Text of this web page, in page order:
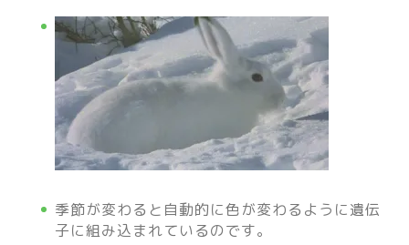
季節が変わると自動的に色が変わるように遺伝
子に組み込まれているのです。